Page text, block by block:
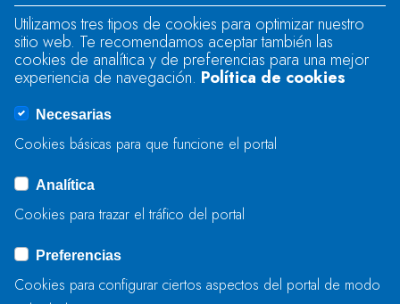
Se produjo un error al cargar el campo
"text".
Se produjo un error al cargar el campo
ENVIAR
Utilizamos tres tipos de cookies para optimizar nuestro
sitio web. Te recomendamos aceptar también las
cookies de analítica y de preferencias para una mejor
experiencia de navegación. Política de cookies
Necesarias
Cookies básicas para que funcione el portal
Analítica
Cookies para trazar el tráfico del portal
Preferencias
Cookies para configurar ciertos aspectos del portal de modo